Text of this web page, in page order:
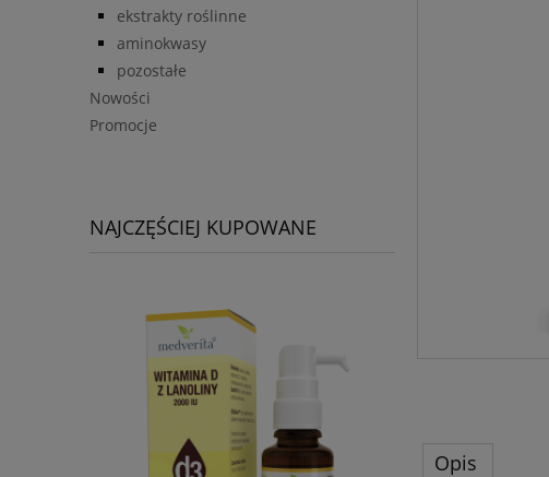
ekstrakty roślinne
aminokwasy
pozostałe
Nowości
Promocje
NAJCZĘŚCIEJ KUPOWANE
Opis